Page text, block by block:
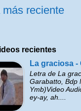
más reciente
recientes
La graciosa
Letra de La
Garabatto, Bdp
Ymb)Video
ey-ay, ah....